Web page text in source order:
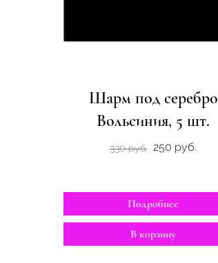
Шарм под серебро
Вольсиния, 5 шт.
330 руб. 250 руб.
Подробнее
В корзину